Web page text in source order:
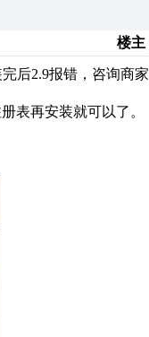
楼主
后2.9报错，咨询商家
表再安装就可以了。